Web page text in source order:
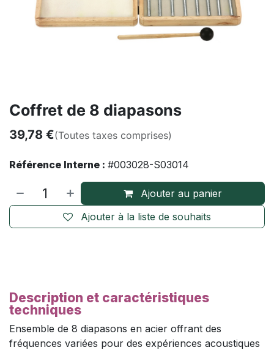
Coffret de 8 diapasons
39,78 €(Toutes taxes comprises)
Référence Interne : #003028-S03014
Ajouter au panier
Ajouter à la liste de souhaits
Description et caractéristiques
techniques
Ensemble de 8 diapasons en acier offrant des
fréquences variées pour des expériences acoustiques